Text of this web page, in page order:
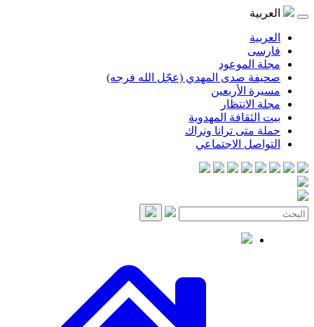
المهدي (عجّل الله فرجه)
المهدوية
ترانا ونراك
الاجتماعي